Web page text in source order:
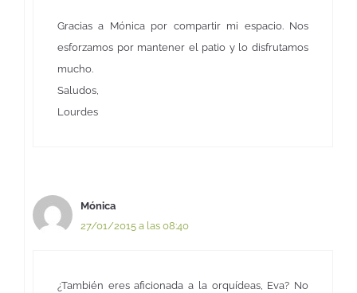
Gracias a Mónica por compartir mi espacio. Nos
esforzamos por mantener el patio y lo disfrutamos
mucho.
Saludos,
Lourdes
Mónica
27/01/2015 a las 08:40
¿También eres aficionada a la orquídeas, Eva? No